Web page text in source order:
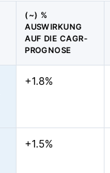
(~) %
AUSWIRKUNG
AUF DIE CAGR-
PROGNOSE
+1.8%
+1.5%